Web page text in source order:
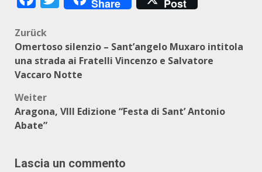
Share Post
Beitragsnavigation
Zurück
Omertoso silenzio – Sant’angelo Muxaro intitola
una strada ai Fratelli Vincenzo e Salvatore
Vaccaro Notte
Weiter
Aragona, VIII Edizione “Festa di Sant’ Antonio
Abate”
Lascia un commento